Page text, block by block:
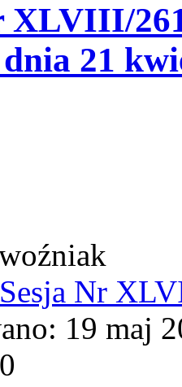
XLVIII/
dnia 21
Sesja Nr
19 maj